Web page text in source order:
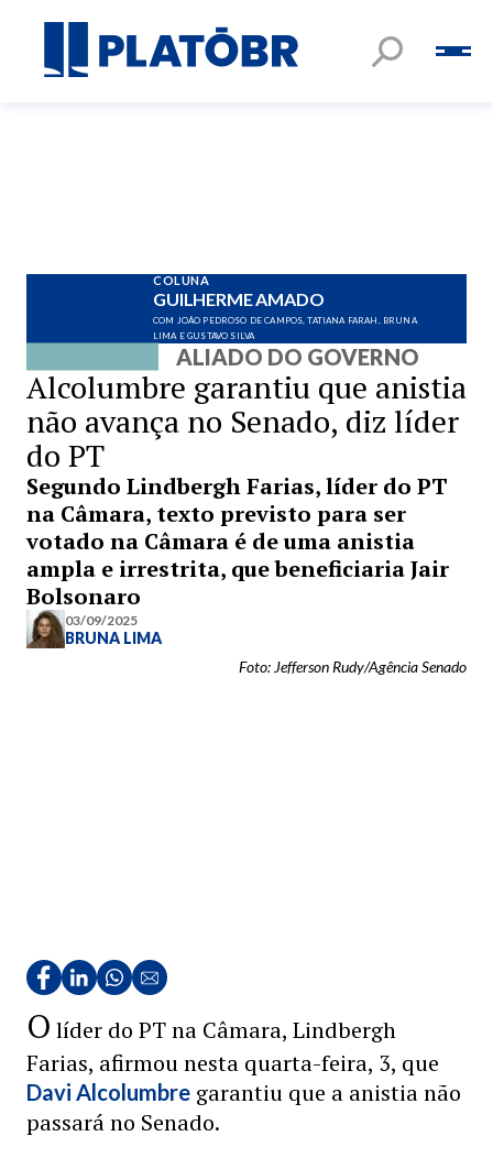
COLUNA
GUILHERME AMADO
COM JOÃO PEDROSO DE CAMPOS, TATIANA FARAH, BRUNA
LIMA E GUSTAVO SILVA
ALIADO DO GOVERNO
Alcolumbre garantiu que anistia
não avança no Senado, diz líder
do PT
Segundo Lindbergh Farias, líder do PT
na Câmara, texto previsto para ser
votado na Câmara é de uma anistia
ampla e irrestrita, que beneficiaria Jair
Bolsonaro
03/09/2025
BRUNA LIMA
Foto: Jefferson Rudy/Agência Senado
O líder do PT na Câmara, Lindbergh
Farias, afirmou nesta quarta-feira, 3, que
Davi Alcolumbre garantiu que a anistia não
passará no Senado.